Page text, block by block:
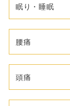
眠り・睡眠
腰痛
頭痛